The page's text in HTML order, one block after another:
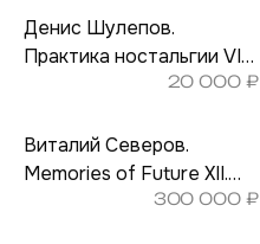
Денис Шулепов.
Практика ностальгии VIII.
20 000 ₽
Виталий Северов.
Memories of Future XII.
300 000 ₽